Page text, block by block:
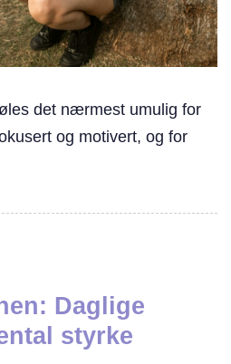
det nærmest umulig for
og motivert, og for
Daglige
styrke